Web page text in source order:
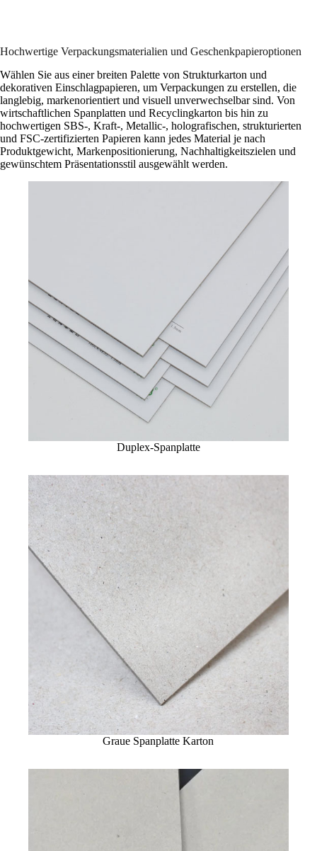
Hochwertige Verpackungsmaterialien und Geschenkpapieroptionen
Wählen Sie aus einer breiten Palette von Strukturkarton und
dekorativen Einschlagpapieren, um Verpackungen zu erstellen, die
langlebig, markenorientiert und visuell unverwechselbar sind. Von
wirtschaftlichen Spanplatten und Recyclingkarton bis hin zu
hochwertigen SBS-, Kraft-, Metallic-, holografischen, strukturierten
und FSC-zertifizierten Papieren kann jedes Material je nach
Produktgewicht, Markenpositionierung, Nachhaltigkeitszielen und
gewünschtem Präsentationsstil ausgewählt werden.
Duplex-Spanplatte
Graue Spanplatte Karton